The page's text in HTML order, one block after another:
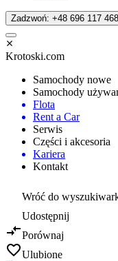
Zadzwoń: +48 696 117 468
Krotoski.com
Samochody nowe
Samochody
Flota
Rent a Car
Serwis
Części i akcesoria
Kariera
Kontakt
Wróć do
Udostępnij
Porównaj
Ulubione